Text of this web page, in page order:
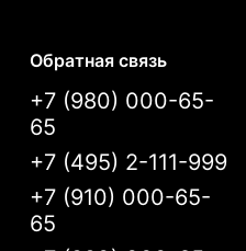
Обратная связь
+7 (980) 000-65-
65
+7 (495) 2-111-999
+7 (910) 000-65-
65